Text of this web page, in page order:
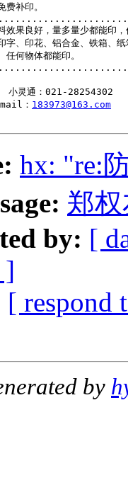
补印。
效果良好，量多量少都能印
字、印花、铝合金、铁箱、
何物体都能印。
通：021-28254302
： 183973@163.com
hx: "re:
郑
by: [
]
[ respond
by